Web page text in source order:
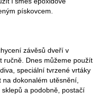
pískovcem.
závěsů dveří v
ručně. Dnes můžeme použít
speciální tvrzené vrtáky
na dokonalém utěsnění,
a podobně, postačí